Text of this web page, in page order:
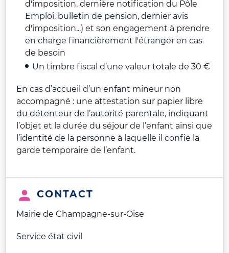
d'imposition, dernière notification du Pôle
Emploi, bulletin de pension, dernier avis
d'imposition...) et son engagement à prendre
en charge financièrement l'étranger en cas
de besoin
Un timbre fiscal d’une valeur totale de 30 €
En cas d’accueil d’un enfant mineur non
accompagné : une attestation sur papier libre
du détenteur de l’autorité parentale, indiquant
l’objet et la durée du séjour de l’enfant ainsi que
l’identité de la personne à laquelle il confie la
garde temporaire de l’enfant.
CONTACT
Mairie de Champagne-sur-Oise
Service état civil